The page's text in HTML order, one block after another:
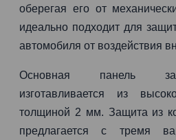
оберегая его от
идеально подходит для
автомобиля от воздействия
Основная панель
изготавливается из
толщиной 2 мм. Защита из
предлагается с тремя